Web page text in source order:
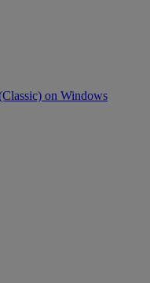
on Windows